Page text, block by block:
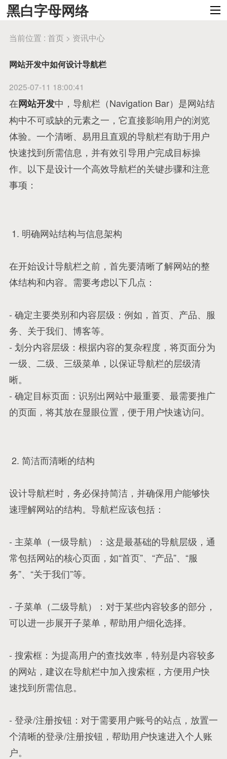
黑白字母网络
当前位置 : 首页 > 资讯中心
网站开发中如何设计导航栏
2025-07-11 18:00:41
在网站开发中，导航栏（Navigation Bar）是网站结
构中不可或缺的元素之一，它直接影响用户的浏览
体验。一个清晰、易用且直观的导航栏有助于用户
快速找到所需信息，并有效引导用户完成目标操
作。以下是设计一个高效导航栏的关键步骤和注意
事项：
1. 明确网站结构与信息架构
在开始设计导航栏之前，首先要清晰了解网站的整
体结构和内容。需要考虑以下几点：
- 确定主要类别和内容层级：例如，首页、产品、服
务、关于我们、博客等。
- 划分内容层级：根据内容的复杂程度，将页面分为
一级、二级、三级菜单，以保证导航栏的层级清
晰。
- 确定目标页面：识别出网站中最重要、最需要推广
的页面，将其放在显眼位置，便于用户快速访问。
2. 简洁而清晰的结构
设计导航栏时，务必保持简洁，并确保用户能够快
速理解网站的结构。导航栏应该包括：
- 主菜单（一级导航）：这是最基础的导航层级，通
常包括网站的核心页面，如“首页”、“产品”、“服
务”、“关于我们”等。
- 子菜单（二级导航）：对于某些内容较多的部分，
可以进一步展开子菜单，帮助用户细化选择。
- 搜索框：为提高用户的查找效率，特别是内容较多
的网站，建议在导航栏中加入搜索框，方便用户快
速找到所需信息。
- 登录/注册按钮：对于需要用户账号的站点，放置一
个清晰的登录/注册按钮，帮助用户快速进入个人账
户。